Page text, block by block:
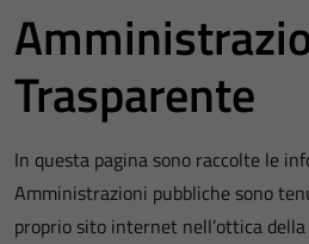
Trasparente
In questa pagina sono raccolte le
Amministrazioni pubbliche sono
proprio sito internet nell’ottica